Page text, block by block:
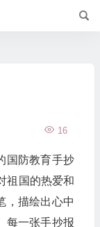
16
国防教育手抄
祖国的热爱和
，描绘出心中
每一张手抄报